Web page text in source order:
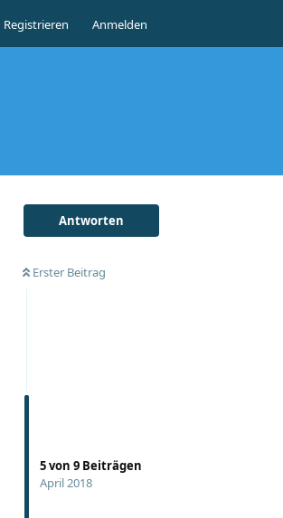
Registrieren Anmelden
Antworten
Erster Beitrag
5von 9 Beiträgen
April 2018